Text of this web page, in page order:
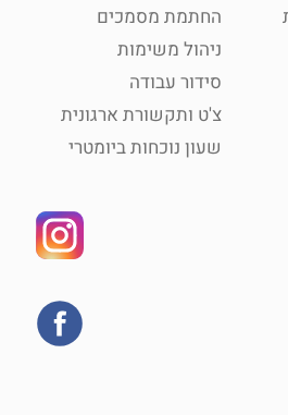
החתמת מסמכים
ניהול משימות
סידור עבודה
צ'ט ותקשורת ארגונית
שעון נוכחות ביומטרי